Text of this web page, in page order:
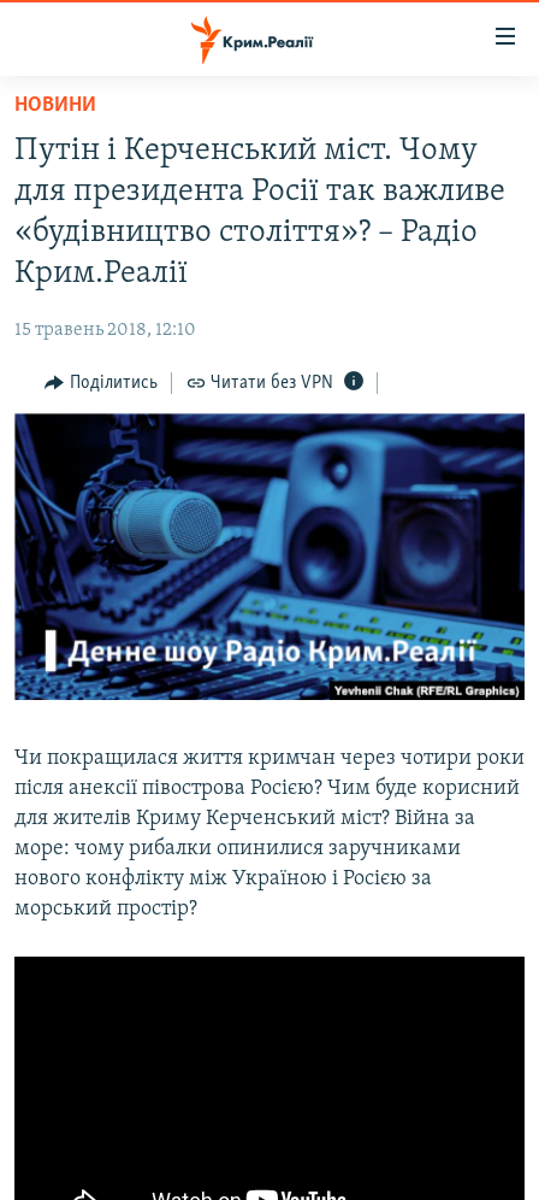
Перейти
основного
матеріалу
Перейти
до
основної
Перейти
пошуку
ВОДА.КРИМ
ВІДЕО ТА ФОТО
ПОЛІТИКА
ПОГЛЯД
ІНТЕРВ'Ю
ВСЕ ЗА ДЕНЬ
СПЕЦПРОЕКТИ
ДЕПОРТАЦІЯ
ВІДЕОУРОКИ «ELIFBE»
СВІДЧЕННЯ ОКУПАЦІЇ
УКРАЇНСЬКА ПРОБЛЕМА КРИМУ
ІНФОГРАФІКА
ЯК ОБІЙТИ БЛОКУВАННЯ
Русский
Qırımtatar
ДОЛУЧАЙСЯ!
НОВИНИ
Путін і Керченський міст. Чому
для президента Росії так важливе
«будівництво століття»? – Радіо
Крим.Реалії
15 травень 2018, 12:10
Поділитись Читати без VPN
Чи покращилася життя кримчан через чотири роки
після анексії півострова Росією? Чим буде корисний
для жителів Криму Керченський міст? Війна за
море: чому рибалки опинилися заручниками
нового конфлікту між Україною і Росією за
морський простір?